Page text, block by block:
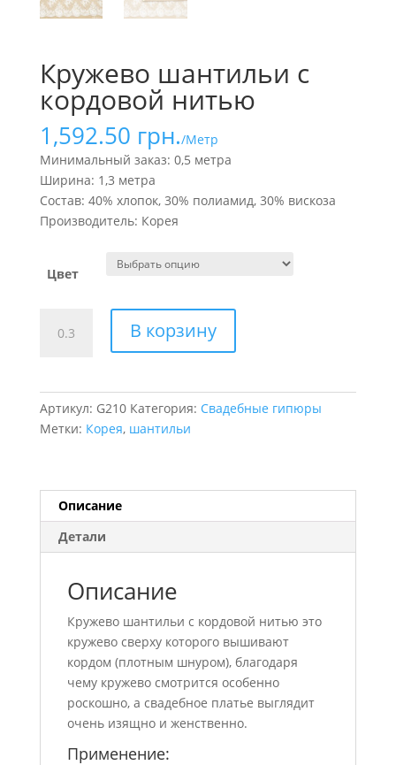
Кружево шантильи с
кордовой нитью
1,592.50 грн./Метр
Минимальный заказ: 0,5 метра
Ширина: 1,3 метра
Состав: 40% хлопок, 30% полиамид, 30% вискоза
Производитель: Корея
Цвет
товара
кордовой
В корзину
Артикул: G210 Категория: Свадебные гипюры
Метки: Корея, шантильи
Описание
Детали
Описание
Кружево шантильи с кордовой нитью это
кружево сверху которого вышивают
кордом (плотным шнуром), благодаря
чему кружево смотрится особенно
роскошно, а свадебное платье выглядит
очень изящно и женственно.
Применение: